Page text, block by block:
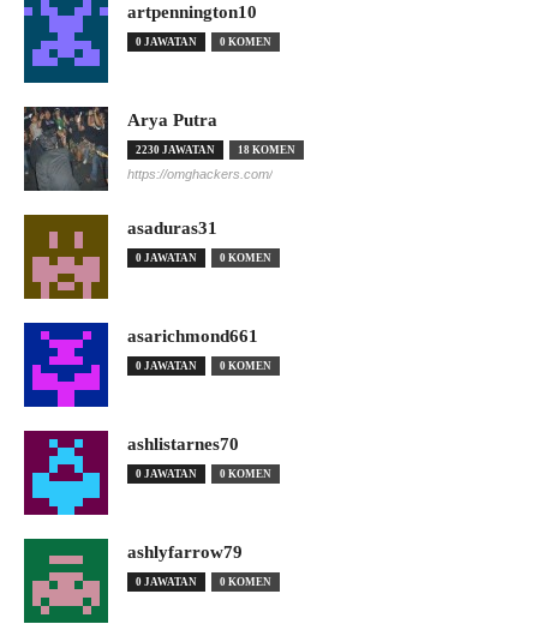
artpennington10
0 JAWATAN 0 KOMEN
Arya Putra
2230 JAWATAN 18 KOMEN
https://omghackers.com/
asaduras31
0 JAWATAN 0 KOMEN
asarichmond661
0 JAWATAN 0 KOMEN
ashlistarnes70
0 JAWATAN 0 KOMEN
ashlyfarrow79
0 JAWATAN 0 KOMEN